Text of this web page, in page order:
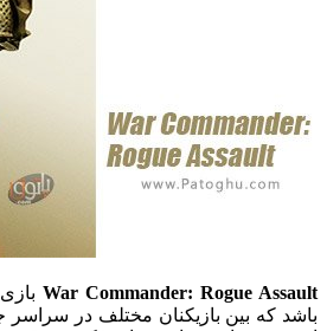
War Commander: Rogueبازی
بین بازیکنان مختلف در سراسر جهان